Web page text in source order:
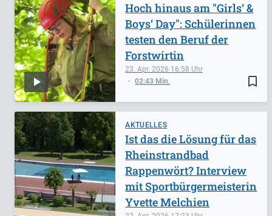
bookmark_border
23. Apr. 2026 16:58
02:43 Min.
Hoch hinaus am "Girls‘ &
Boys‘ Day": Schülerinnen
testen den Beruf der
Forstwirtin
AKTUELLES
Ist das die Lösung für das
Rheinstrandbad
Rappenwört? Interview
mit Sportbürgermeisterin
Yvette Melchien